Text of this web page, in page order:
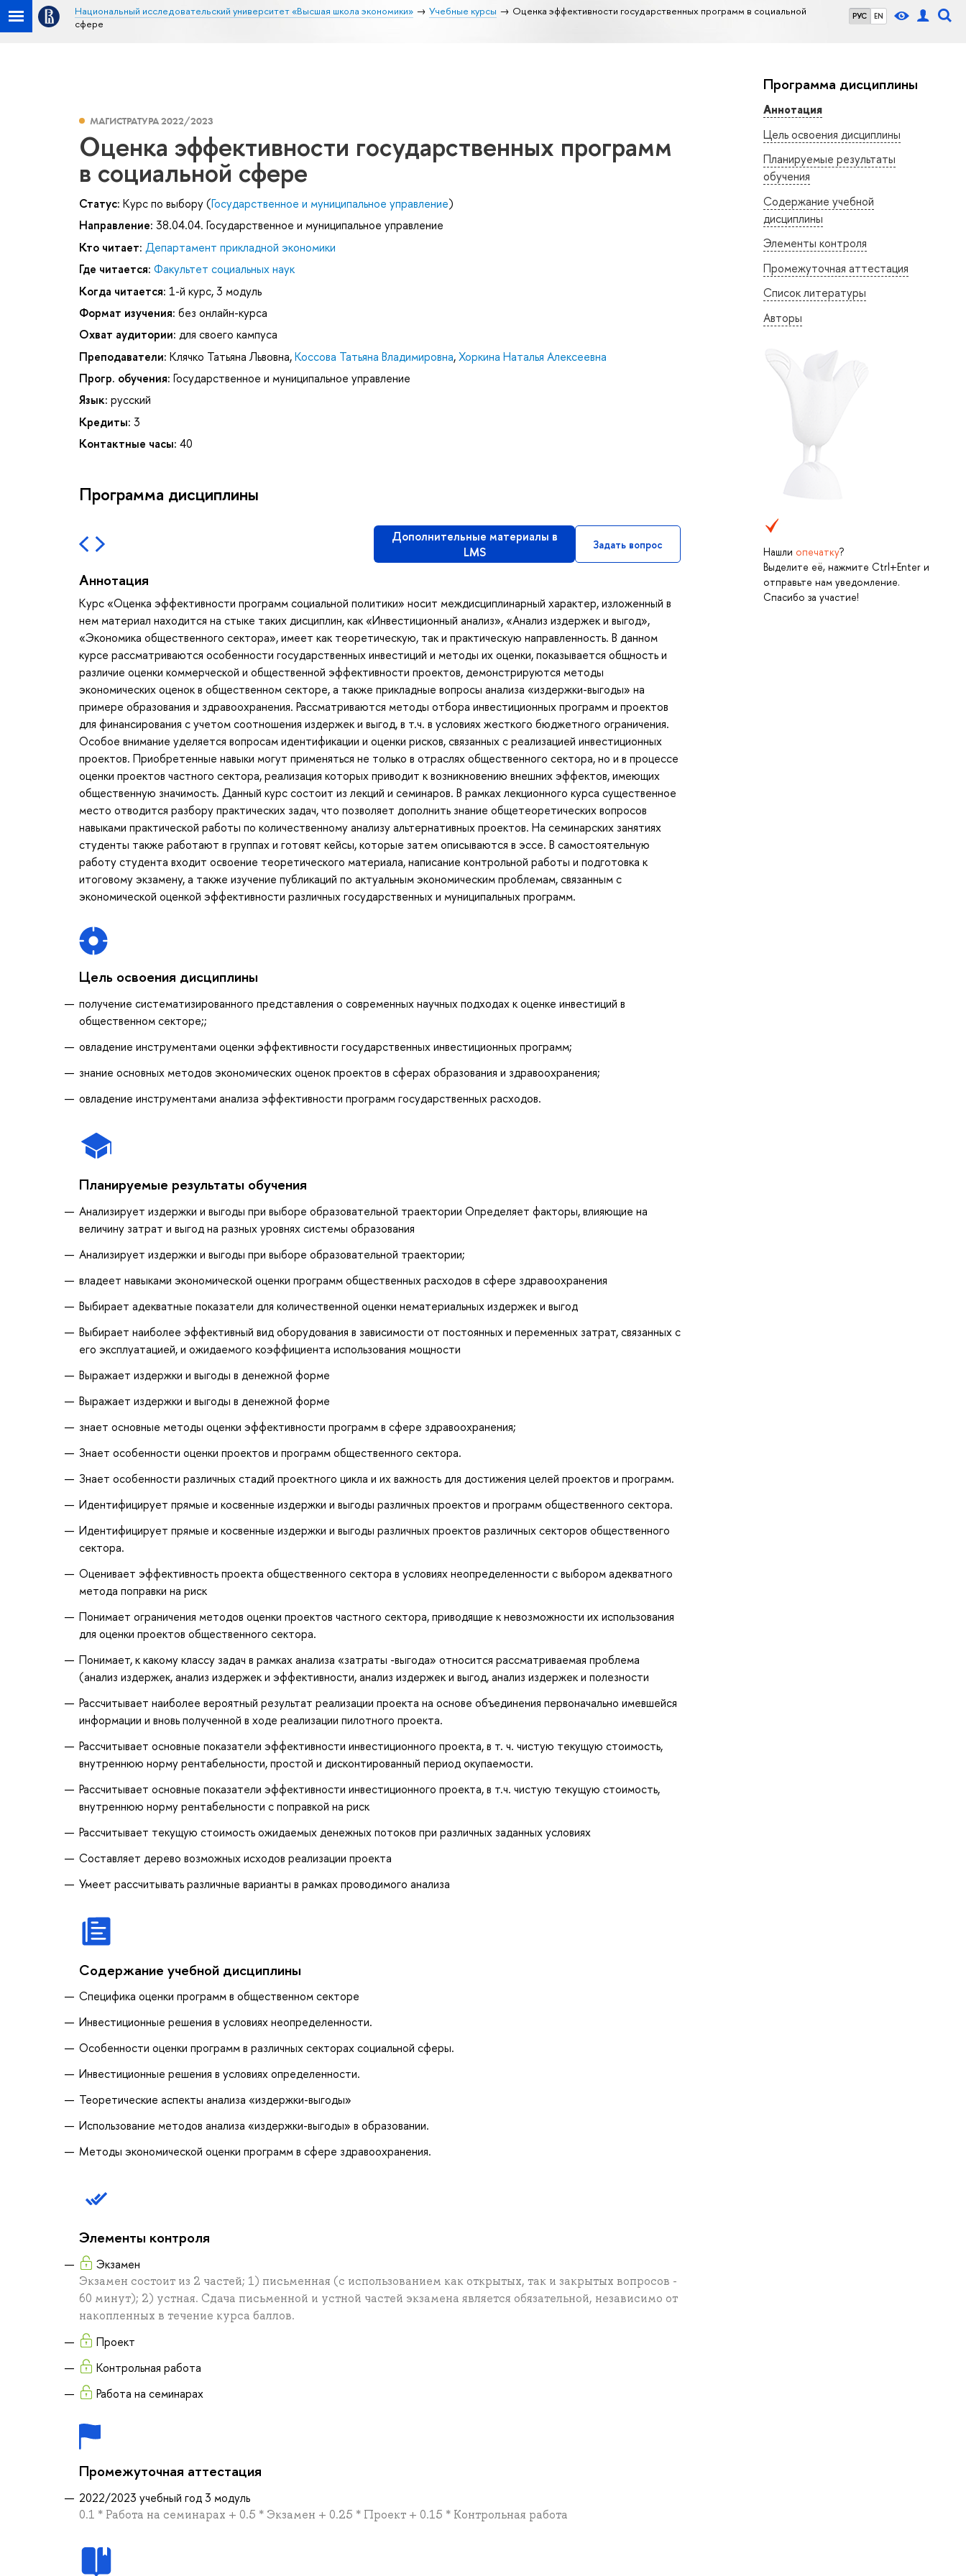
РУС EN
Национальный исследовательский университет «Высшая школа экономики» Учебные курсы
Оценка эффективности государственных программ в социальной
сфере
Программа дисциплины
Аннотация
Цель освоения дисциплины
Планируемые результаты
обучения
Содержание учебной
дисциплины
Элементы контроля
Промежуточная аттестация
Список литературы
Авторы
Нашли опечатку?
Выделите её, нажмите Ctrl+Enter и
отправьте нам уведомление.
Спасибо за участие!
МАГИСТРАТУРА 2022/2023
Оценка эффективности государственных программ
в социальной сфере
Статус: Курс по выбору (Государственное и муниципальное управление)
Направление: 38.04.04. Государственное и муниципальное управление
Кто читает: Департамент прикладной экономики
Где читается: Факультет социальных наук
Когда читается: 1-й курс, 3 модуль
Формат изучения: без онлайн-курса
Охват аудитории: для своего кампуса
Преподаватели: Клячко Татьяна Львовна,Коссова Татьяна Владимировна,Хоркина Наталья Алексеевна
Прогр. обучения: Государственное и муниципальное управление
Язык: русский
Кредиты: 3
Контактные часы: 40
Программа дисциплины
Дополнительные материалы в
LMS
Задать вопрос
Аннотация
Курс «Оценка эффективности программ социальной политики» носит междисциплинарный характер, изложенный в
нем материал находится на стыке таких дисциплин, как «Инвестиционный анализ», «Анализ издержек и выгод»,
«Экономика общественного сектора», имеет как теоретическую, так и практическую направленность. В данном
курсе рассматриваются особенности государственных инвестиций и методы их оценки, показывается общность и
различие оценки коммерческой и общественной эффективности проектов, демонстрируются методы
экономических оценок в общественном секторе, а также прикладные вопросы анализа «издержки-выгоды» на
примере образования и здравоохранения. Рассматриваются методы отбора инвестиционных программ и проектов
для финансирования с учетом соотношения издержек и выгод, в т.ч. в условиях жесткого бюджетного ограничения.
Особое внимание уделяется вопросам идентификации и оценки рисков, связанных с реализацией инвестиционных
проектов. Приобретенные навыки могут применяться не только в отраслях общественного сектора, но и в процессе
оценки проектов частного сектора, реализация которых приводит к возникновению внешних эффектов, имеющих
общественную значимость. Данный курс состоит из лекций и семинаров. В рамках лекционного курса существенное
место отводится разбору практических задач, что позволяет дополнить знание общетеоретических вопросов
навыками практической работы по количественному анализу альтернативных проектов. На семинарских занятиях
студенты также работают в группах и готовят кейсы, которые затем описываются в эссе. В самостоятельную
работу студента входит освоение теоретического материала, написание контрольной работы и подготовка к
итоговому экзамену, а также изучение публикаций по актуальным экономическим проблемам, связанным с
экономической оценкой эффективности различных государственных и муниципальных программ.
Цель освоения дисциплины
получение систематизированного представления о современных научных подходах к оценке инвестиций в
общественном секторе;;
овладение инструментами оценки эффективности государственных инвестиционных программ;
знание основных методов экономических оценок проектов в сферах образования и здравоохранения;
овладение инструментами анализа эффективности программ государственных расходов.
Планируемые результаты обучения
Анализирует издержки и выгоды при выборе образовательной траектории Определяет факторы, влияющие на
величину затрат и выгод на разных уровнях системы образования
Анализирует издержки и выгоды при выборе образовательной траектории;
владеет навыками экономической оценки программ общественных расходов в сфере здравоохранения
Выбирает адекватные показатели для количественной оценки нематериальных издержек и выгод
Выбирает наиболее эффективный вид оборудования в зависимости от постоянных и переменных затрат, связанных с
его эксплуатацией, и ожидаемого коэффициента использования мощности
Выражает издержки и выгоды в денежной форме
Выражает издержки и выгоды в денежной форме
знает основные методы оценки эффективности программ в сфере здравоохранения;
Знает особенности оценки проектов и программ общественного сектора.
Знает особенности различных стадий проектного цикла и их важность для достижения целей проектов и программ.
Идентифицирует прямые и косвенные издержки и выгоды различных проектов и программ общественного сектора.
Идентифицирует прямые и косвенные издержки и выгоды различных проектов различных секторов общественного
сектора.
Оценивает эффективность проекта общественного сектора в условиях неопределенности с выбором адекватного
метода поправки на риск
Понимает ограничения методов оценки проектов частного сектора, приводящие к невозможности их использования
для оценки проектов общественного сектора.
Понимает, к какому классу задач в рамках анализа «затраты -выгода» относится рассматриваемая проблема
(анализ издержек, анализ издержек и эффективности, анализ издержек и выгод, анализ издержек и полезности
Рассчитывает наиболее вероятный результат реализации проекта на основе объединения первоначально имевшейся
информации и вновь полученной в ходе реализации пилотного проекта.
Рассчитывает основные показатели эффективности инвестиционного проекта, в т. ч. чистую текущую стоимость,
внутреннюю норму рентабельности, простой и дисконтированный период окупаемости.
Рассчитывает основные показатели эффективности инвестиционного проекта, в т.ч. чистую текущую стоимость,
внутреннюю норму рентабельности с поправкой на риск
Рассчитывает текущую стоимость ожидаемых денежных потоков при различных заданных условиях
Составляет дерево возможных исходов реализации проекта
Умеет рассчитывать различные варианты в рамках проводимого анализа
Содержание учебной дисциплины
Специфика оценки программ в общественном секторе
Инвестиционные решения в условиях неопределенности.
Особенности оценки программ в различных секторах социальной сферы.
Инвестиционные решения в условиях определенности.
Теоретические аспекты анализа «издержки-выгоды»
Использование методов анализа «издержки-выгоды» в образовании.
Методы экономической оценки программ в сфере здравоохранения.
Элементы контроля
Экзамен
Экзамен состоит из 2 частей; 1) письменная (с использованием как открытых, так и закрытых вопросов -
60 минут); 2) устная. Сдача письменной и устной частей экзамена является обязательной, независимо от
накопленных в течение курса баллов.
Проект
Контрольная работа
Работа на семинарах
Промежуточная аттестация
2022/2023 учебный год 3 модуль
0.1 * Работа на семинарах + 0.5 * Экзамен + 0.25 * Проект + 0.15 * Контрольная работа